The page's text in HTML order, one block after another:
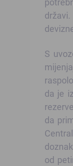
S
da je
da
od